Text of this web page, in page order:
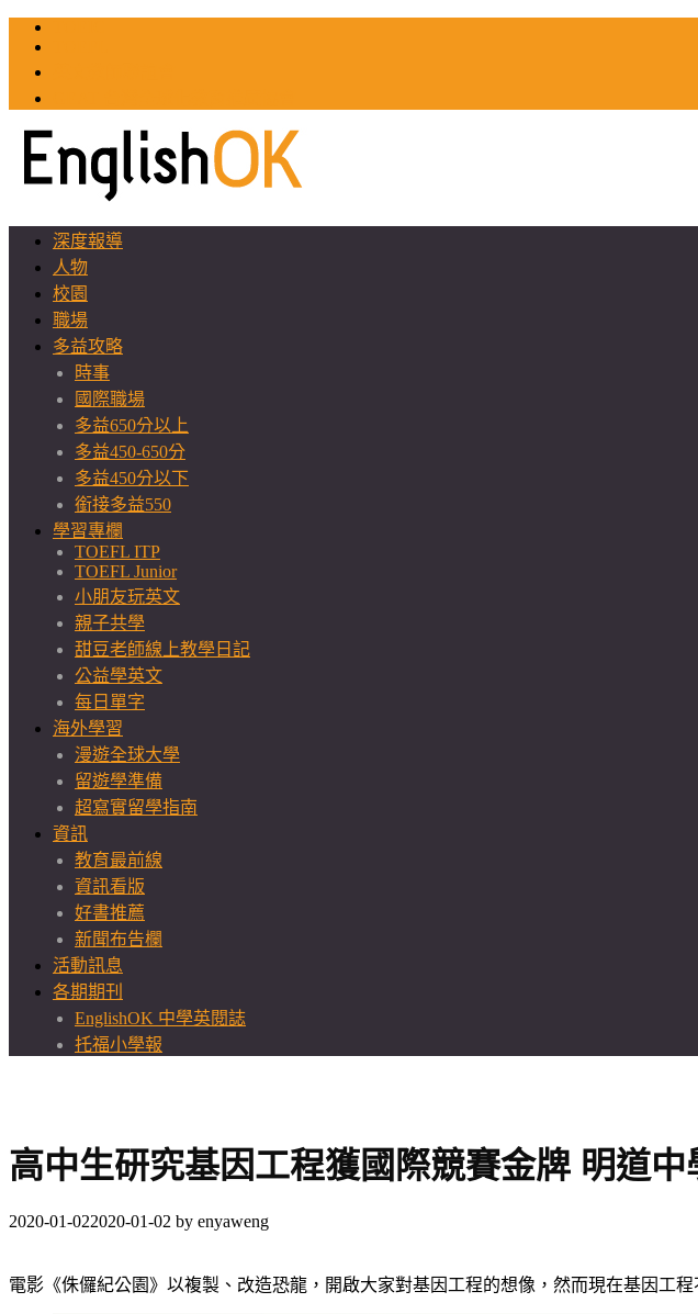
深度報導
人物
校園
職場
多益攻略
時事
國際職場
多益650分以上
多益450-650分
多益450分以下
銜接多益550
學習專欄
TOEFL ITP
TOEFL Junior
小朋友玩英文
親子共學
甜豆老師線上教學日記
公益學英文
每日單字
海外學習
漫遊全球大學
留遊學準備
超寫實留學指南
資訊
教育最前線
資訊看版
好書推薦
新聞布告欄
活動訊息
各期期刊
EnglishOK 中學英閱誌
托福小學報
高中生研究基因工程獲國際競賽金牌 明道
2020-01-022020-01-02 by enyaweng
電影《侏儸紀公園》以複製、改造恐龍，開啟大家對基因工程的想像，然而現在基因工